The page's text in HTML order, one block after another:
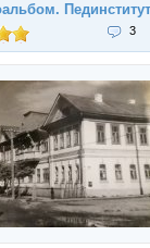
Пединститут
3